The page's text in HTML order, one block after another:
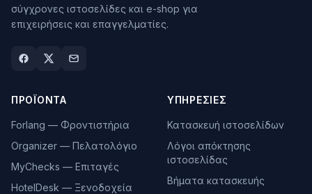
σύγχρονες ιστοσελίδες και e-shop για
επιχειρήσεις και επαγγελματίες.
ΠΡΟΪΌΝΤΑ
Forlang — Φροντιστήρια
Organizer — Πελατολόγιο
MyChecks — Επιταγές
HotelDesk — Ξενοδοχεία
ΥΠΗΡΕΣΊΕΣ
Κατασκευή ιστοσελίδων
Λόγοι απόκτησης
ιστοσελίδας
Βήματα κατασκευής